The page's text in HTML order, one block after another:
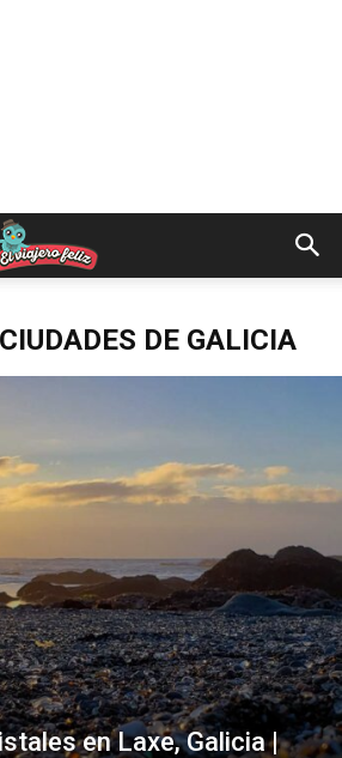
DE GALICIA
en Laxe, Galicia |